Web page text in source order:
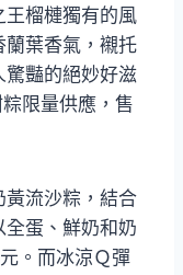
王榴槤獨有的風
蘭葉香氣，襯托
驚豔的絕妙好滋
限量供應，售
黃流沙粽，結合
蛋、鮮奶和奶
。而冰涼Ｑ彈